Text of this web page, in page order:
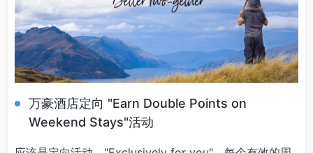
万豪酒店定向 "Earn Double Points on
Weekend Stays"活动